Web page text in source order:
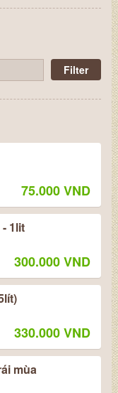
Filter
75.000 VND
1lit
300.000 VND
330.000 VND
mùa